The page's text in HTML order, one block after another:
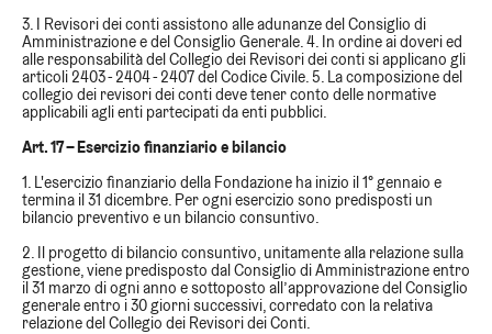
3. I Revisori dei conti assistono alle adunanze del Consiglio di
Amministrazione e del Consiglio Generale. 4. In ordine ai doveri ed
alle responsabilità del Collegio dei Revisori dei conti si applicano gli
articoli 2403 - 2404 - 2407 del Codice Civile. 5. La composizione del
collegio dei revisori dei conti deve tener conto delle normative
applicabili agli enti partecipati da enti pubblici.
Art. 17 – Esercizio finanziario e bilancio
1. L'esercizio finanziario della Fondazione ha inizio il 1° gennaio e
termina il 31 dicembre. Per ogni esercizio sono predisposti un
bilancio preventivo e un bilancio consuntivo.
2. Il progetto di bilancio consuntivo, unitamente alla relazione sulla
gestione, viene predisposto dal Consiglio di Amministrazione entro
il 31 marzo di ogni anno e sottoposto all’approvazione del Consiglio
generale entro i 30 giorni successivi, corredato con la relativa
relazione del Collegio dei Revisori dei Conti.